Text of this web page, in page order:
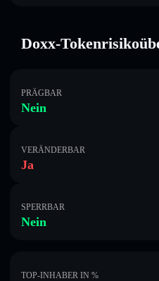
Doxx-
PRÄGBAR
Nein
VERÄNDERBAR
Ja
SPERRBAR
Nein
TOP-INHABER IN %